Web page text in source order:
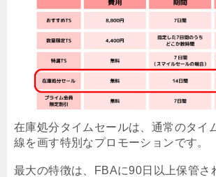
在庫処分タイムセールは、通常のタイ
線を画す特別なプロモーションです。
最大の特徴は、FBAに90日以上保管さ